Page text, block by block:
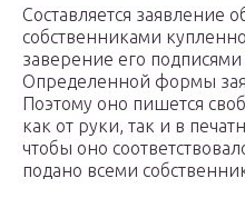
Составляется заявление
собственниками
заверение его подписями
Определенной формы
Поэтому оно пишется
как от руки, так и в
чтобы оно
подано всеми